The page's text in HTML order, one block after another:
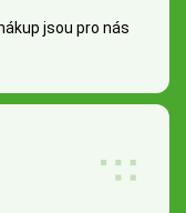
jsou pro nás